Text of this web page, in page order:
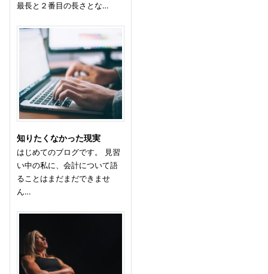
最長と２番目の長さとな…
知りたくなかった現実
はじめてのブログです。 見習
い中の私に、会計について語
ることはまだまだできませ
ん…